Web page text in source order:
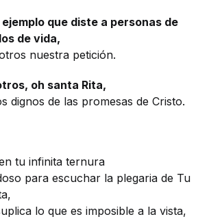
que diste a personas de
de vida,
nuestra petición.
oh santa Rita,
dignos de las promesas de Cristo.
tu infinita ternura
para escuchar la plegaria de Tu
lo que es imposible a la vista,